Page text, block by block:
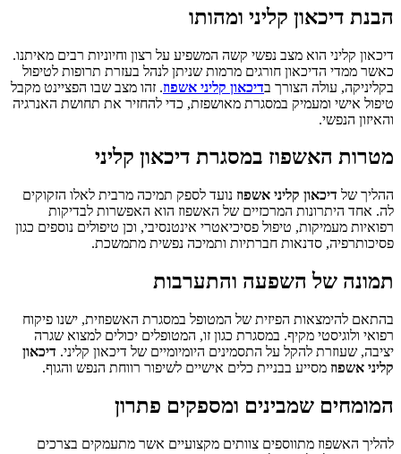
הבנת דיכאון קליני ומהותו
דיכאון קליני הוא מצב נפשי קשה המשפיע על רצון וחיוניות רבים מאיתנו.
כאשר ממדי הדיכאון חורגים מרמות שניתן לנהל בעזרת תרופות לטיפול
בקליניקה, עולה הצורך בדיכאון קליני אשפוז. זהו מצב שבו הפציינט מקבל
טיפול אישי ומעמיק במסגרת מאושפזת, כדי להחזיר את תחושת האנרגיה
והאיזון הנפשי.
מטרות האשפוז במסגרת דיכאון קליני
ההליך של דיכאון קליני אשפוז נועד לספק תמיכה מרבית לאלו הזקוקים
לה. אחד היתרונות המרכזיים של האשפוז הוא האפשרות לבדיקות
רפואיות מעמיקות, טיפול פסיכיאטרי אינטנסיבי, וכן טיפולים נוספים כגון
פסיכותרפיה, סדנאות חברתיות ותמיכה נפשית מתמשכת.
תמונה של השפעה והתערבות
בהתאם להימצאות הפיזית של המטופל במסגרת האשפוזית, ישנו פיקוח
רפואי ולוגיסטי מקיף. במסגרת כגון זו, המטופלים יכולים למצוא שגרה
יציבה, שעוזרת להקל על התסמינים היומיומיים של דיכאון קליני. דיכאון
קליני אשפוז מסייע בבניית כלים אישיים לשיפור רווחת הנפש והגוף.
המומחים שמבינים ומספקים פתרון
להליך האשפוז מתווספים צוותים מקצועיים אשר מתעמקים בצרכים